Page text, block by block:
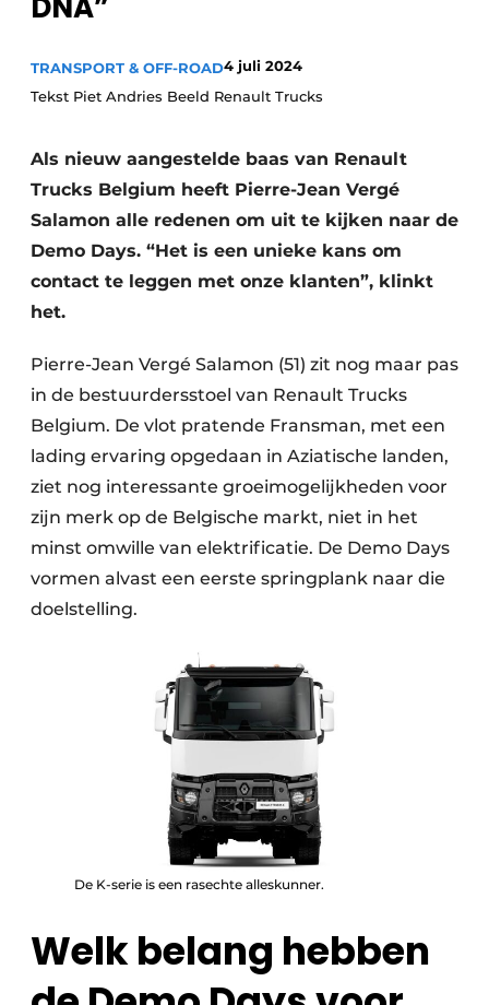
Privacy / Cookie statement
TRANSPORT & OFF-ROAD4 juli 2024
Tekst Piet Andries Beeld Renault Trucks
Als nieuw aangestelde baas van Renault
Trucks Belgium heeft Pierre-Jean Vergé
Salamon alle redenen om uit te kijken naar de
Demo Days. “Het is een unieke kans om
contact te leggen met onze klanten”, klinkt
het.
Pierre-Jean Vergé Salamon (51) zit nog maar pas
in de bestuurdersstoel van Renault Trucks
Belgium. De vlot pratende Fransman, met een
lading ervaring opgedaan in Aziatische landen,
ziet nog interessante groeimogelijkheden voor
zijn merk op de Belgische markt, niet in het
minst omwille van elektrificatie. De Demo Days
vormen alvast een eerste springplank naar die
doelstelling.
De K-serie is een rasechte alleskunner.
Welk belang hebben